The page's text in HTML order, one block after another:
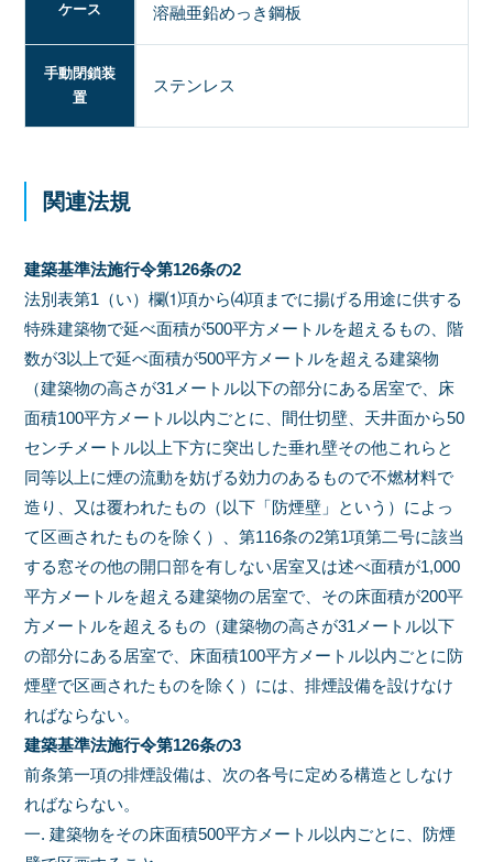
ケース 溶融亜鉛めっき鋼板
手動閉鎖装
置
ステンレス
関連法規
建築基準法施行令第126条の2
法別表第1（い）欄⑴項から⑷項までに揚げる用途に供する
特殊建築物で延べ面積が500平方メートルを超えるもの、階
数が3以上で延べ面積が500平方メートルを超える建築物
（建築物の高さが31メートル以下の部分にある居室で、床
面積100平方メートル以内ごとに、間仕切壁、天井面から50
センチメートル以上下方に突出した垂れ壁その他これらと
同等以上に煙の流動を妨げる効力のあるもので不燃材料で
造り、又は覆われたもの（以下「防煙壁」という）によっ
て区画されたものを除く）、第116条の2第1項第二号に該当
する窓その他の開口部を有しない居室又は述べ面積が1,000
平方メートルを超える建築物の居室で、その床面積が200平
方メートルを超えるもの（建築物の高さが31メートル以下
の部分にある居室で、床面積100平方メートル以内ごとに防
煙壁で区画されたものを除く）には、排煙設備を設けなけ
ればならない。
建築基準法施行令第126条の3
前条第一項の排煙設備は、次の各号に定める構造としなけ
ればならない。
一. 建築物をその床面積500平方メートル以内ごとに、防煙